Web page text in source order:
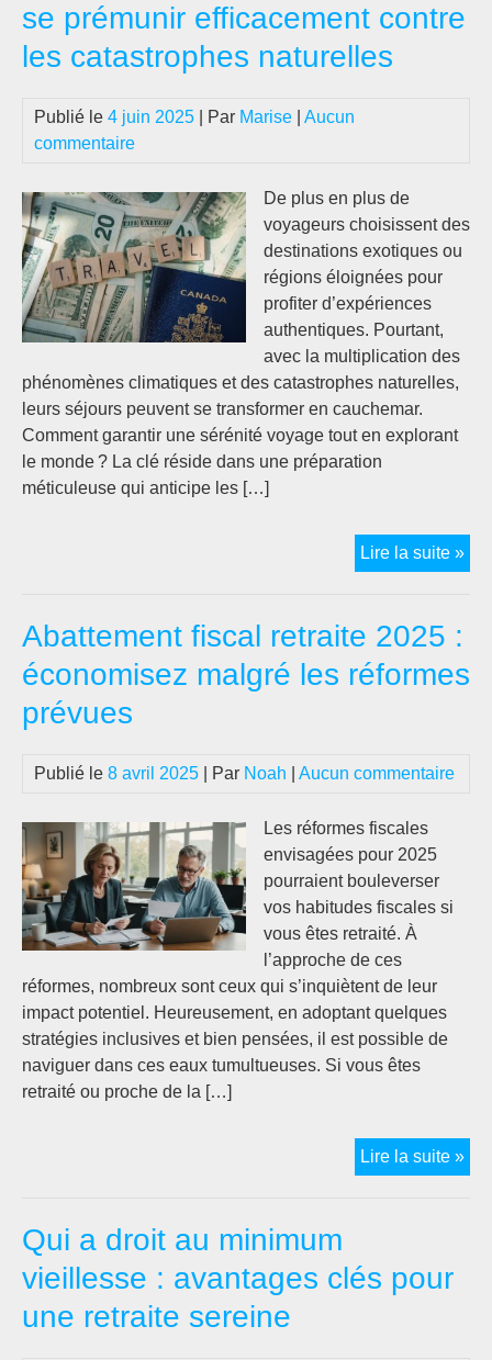
les
se prémunir efficacement contre
les catastrophes naturelles
Publié le 4 juin 2025 | Par Marise
Aucun
commentaire
De plus en plus de
voyageurs choisissent des
destinations exotiques ou
régions éloignées pour
profiter d’expériences
authentiques. Pourtant,
avec la multiplication des
phénomènes climatiques et des catastrophes naturelles,
leurs séjours peuvent se transformer en cauchemar.
Comment garantir une sérénité voyage tout en explorant
le monde ? La clé réside dans une préparation
méticuleuse qui anticipe les […]
Lire la suite »
Abattement fiscal retraite 2025 :
économisez malgré les réformes
prévues
Publié le 8 avril 2025 | Par Noah Aucun commentaire
Les réformes fiscales
envisagées pour 2025
pourraient bouleverser
vos habitudes fiscales si
vous êtes retraité. À
l’approche de ces
réformes, nombreux sont ceux qui s’inquiètent de leur
impact potentiel. Heureusement, en adoptant quelques
stratégies inclusives et bien pensées, il est possible de
naviguer dans ces eaux tumultueuses. Si vous êtes
retraité ou proche de la […]
Lire la suite »
Qui a droit au minimum
vieillesse : avantages clés pour
une retraite sereine